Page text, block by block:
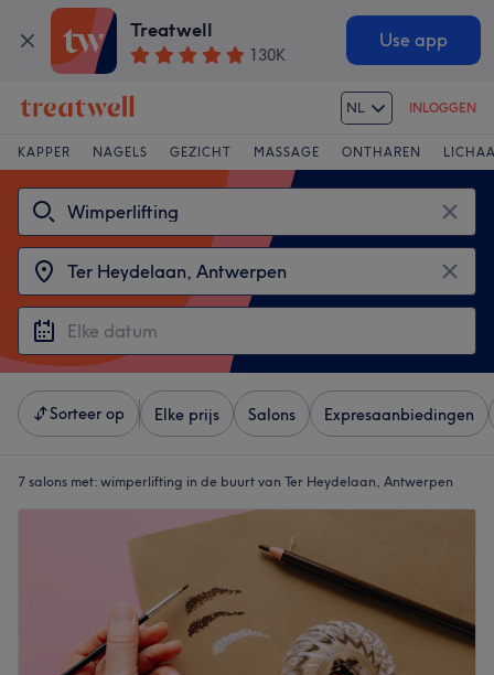
Treatwell
130K
Use app
NL INLOGGEN
KAPPER NAGELS GEZICHT MASSAGE ONTHAREN
Sorteer op Elke prijs Salons Expresaanbiedingen
7 salons met: wimperlifting in de buurt van Ter Heydelaan, Antwerpen